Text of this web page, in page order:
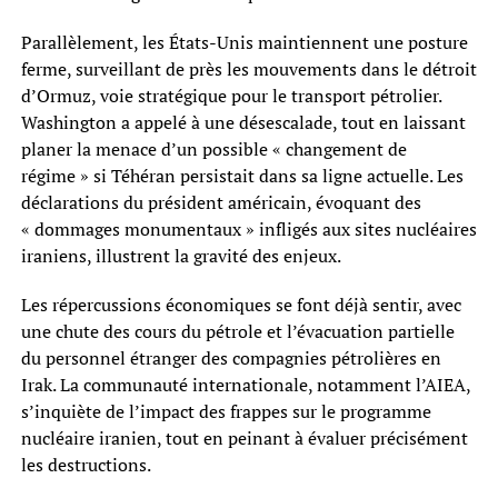
Parallèlement, les États-Unis maintiennent une posture
ferme, surveillant de près les mouvements dans le détroit
d’Ormuz, voie stratégique pour le transport pétrolier.
Washington a appelé à une désescalade, tout en laissant
planer la menace d’un possible « changement de
régime » si Téhéran persistait dans sa ligne actuelle. Les
déclarations du président américain, évoquant des
« dommages monumentaux » infligés aux sites nucléaires
iraniens, illustrent la gravité des enjeux.
Les répercussions économiques se font déjà sentir, avec
une chute des cours du pétrole et l’évacuation partielle
du personnel étranger des compagnies pétrolières en
Irak. La communauté internationale, notamment l’AIEA,
s’inquiète de l’impact des frappes sur le programme
nucléaire iranien, tout en peinant à évaluer précisément
les destructions.